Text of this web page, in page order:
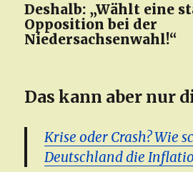
Deshalb: „Wählt eine
Opposition bei der
Niedersachsenwahl!“
Das kann aber nur
Krise oder Crash? Wie
Deutschland die